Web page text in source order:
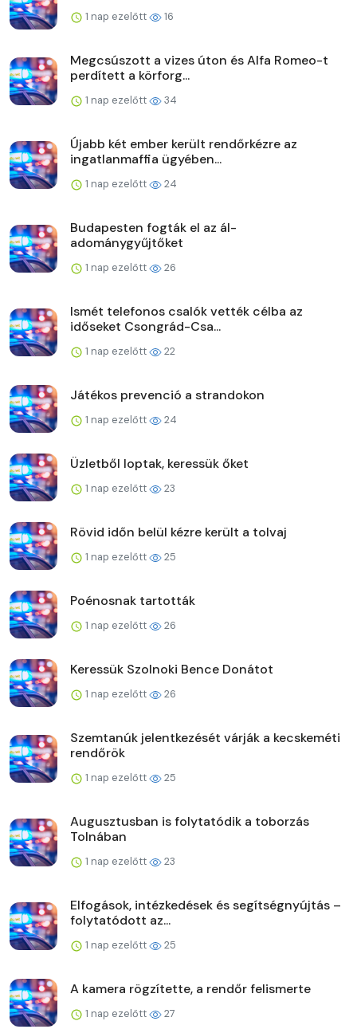
1 nap ezelőtt 16
Megcsúszott a vizes úton és Alfa Romeo-t
perdített a körforg...
1 nap ezelőtt 34
Újabb két ember került rendőrkézre az
ingatlanmaffia ügyében...
1 nap ezelőtt 24
Budapesten fogták el az ál-
adománygyűjtőket
1 nap ezelőtt 26
Ismét telefonos csalók vették célba az
időseket Csongrád-Csa...
1 nap ezelőtt 22
Játékos prevenció a strandokon
1 nap ezelőtt 24
Üzletből loptak, keressük őket
1 nap ezelőtt 23
Rövid időn belül kézre került a tolvaj
1 nap ezelőtt 25
Poénosnak tartották
1 nap ezelőtt 26
Keressük Szolnoki Bence Donátot
1 nap ezelőtt 26
Szemtanúk jelentkezését várják a kecskeméti
rendőrök
1 nap ezelőtt 25
Augusztusban is folytatódik a toborzás
Tolnában
1 nap ezelőtt 23
Elfogások, intézkedések és segítségnyújtás –
folytatódott az...
1 nap ezelőtt 25
A kamera rögzítette, a rendőr felismerte
1 nap ezelőtt 27